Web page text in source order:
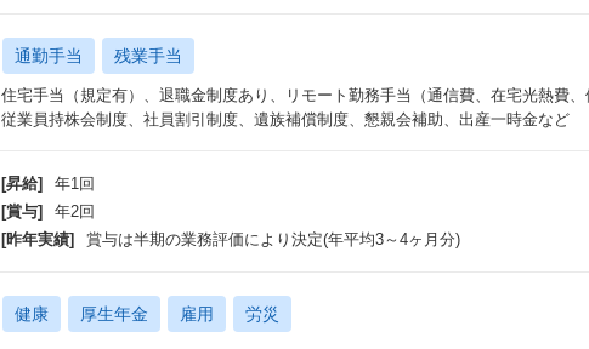
通勤手当 残業手当
住宅手当（規定有）、退職金制度あり、リモート勤務手当（通信費、在宅光熱費、
従業員持株会制度、社員割引制度、遺族補償制度、懇親会補助、出産一時金など
[昇給]
年1回
[賞与]
年2回
[昨年実績]
賞与は半期の業務評価により決定(年平均3～4ヶ月分)
健康 厚生年金 雇用 労災